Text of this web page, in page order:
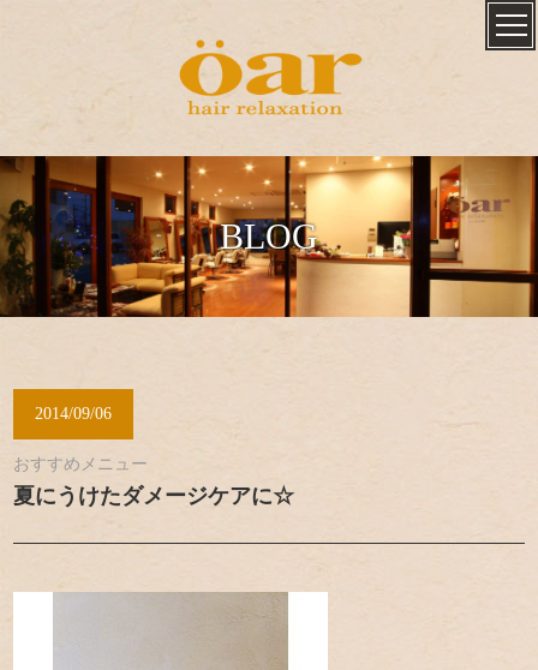
BLOG
2014/09/06
おすすめメニュー
夏にうけたダメージケアに☆